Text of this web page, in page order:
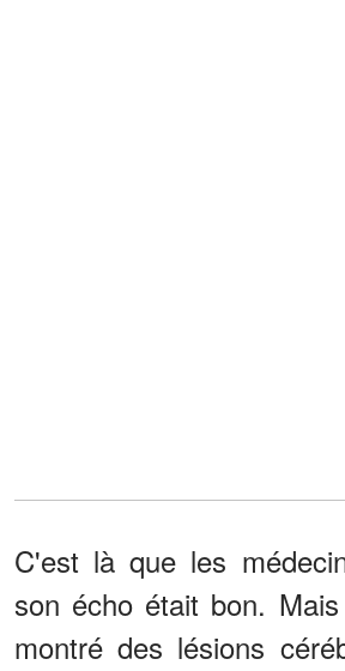
C'est là que les
son écho était bon.
montré des lésions